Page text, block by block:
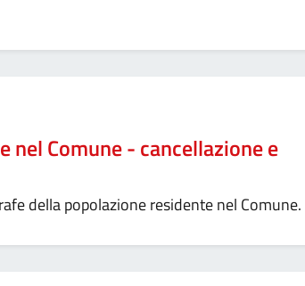
Comune - cancellazione e
della popolazione residente nel Comune.